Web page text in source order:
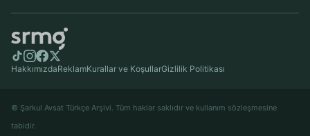
HakkımızdaReklamKurallar ve KoşullarGizlilik Politikası
© Şarkul Avsat Türkçe Arşivi. Tüm haklar saklıdır ve kullanım sözleşmesine
tabidir.